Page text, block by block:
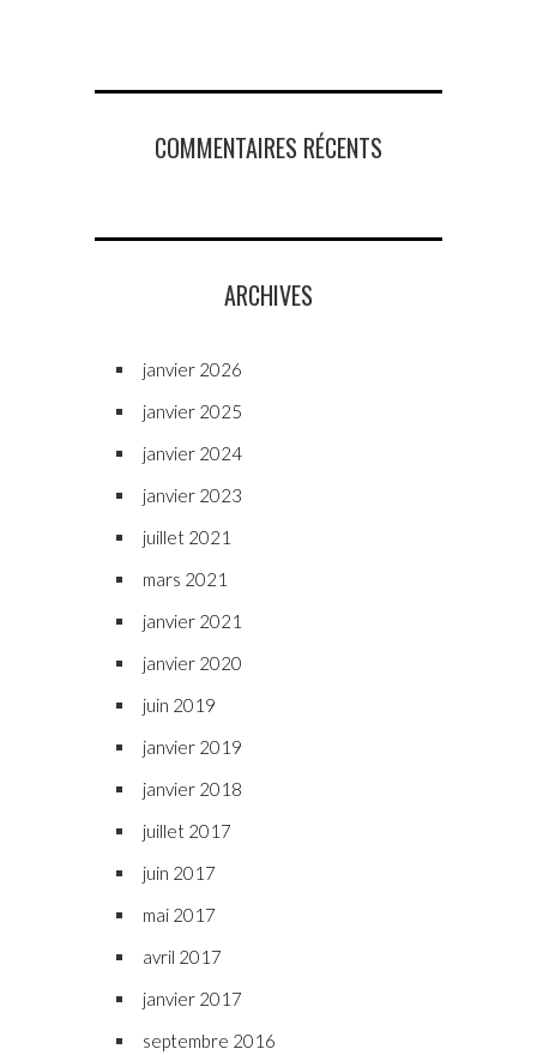
COMMENTAIRES RÉCENTS
ARCHIVES
janvier 2026
janvier 2025
janvier 2024
janvier 2023
juillet 2021
mars 2021
janvier 2021
janvier 2020
juin 2019
janvier 2019
janvier 2018
juillet 2017
juin 2017
mai 2017
avril 2017
janvier 2017
septembre 2016